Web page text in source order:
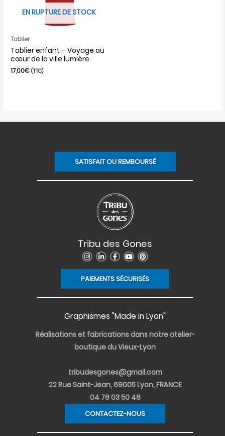
EN RUPTURE DE STOCK
Tablier
Tablier enfant – Voyage au
cœur de la ville lumière
17,00€ (TTC)
SATISFAIT OU REMBOURSÉ
Tribu des Gones
I
n
s
t
a
g
r
L
i
n
k
e
d
i
i
n
F
a
c
e
b
o
o
f
Y
o
u
t
u
b
e
P
i
n
t
e
r
e
PAIEMENTS SÉCURISÉS
Graphismes "Made in Lyon"
Réalisations et fabrications dans notre atelier-
boutique du Vieux-Lyon
tribudesgones@gmail.com
22 Rue Saint-Jean, 69005 Lyon, FRANCE
04 78 03 50 48
CONTACTEZ-NOUS